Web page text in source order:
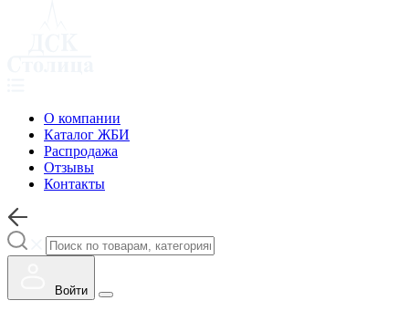
О компании
Каталог ЖБИ
Распродажа
Отзывы
Контакты
Войти